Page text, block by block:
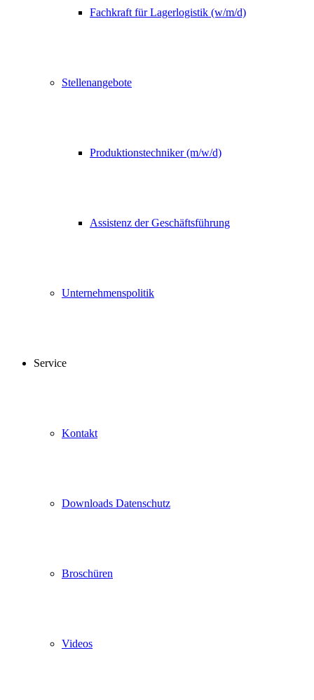
Fachkraft für Lagerlogistik (w/m/d)
Stellenangebote
Produktionstechniker (m/w/d)
Assistenz der Geschäftsführung
Unternehmenspolitik
Service
Kontakt
Downloads Datenschutz
Broschüren
Videos